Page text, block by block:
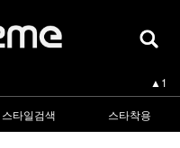
▲5
▲1
-
▲2
스타일검색 스타착용